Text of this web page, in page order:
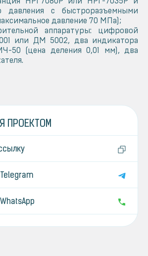
давления с быстроразъемными
давление 70 МПа);
аппаратуры: цифровой
или ДМ 5002, два индикатора
50 (цена деления 0,01 мм), два
ПРОЕКТОМ
Telegram